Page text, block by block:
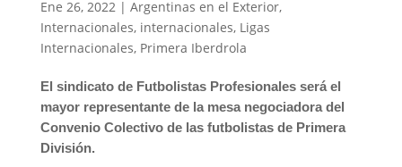
Ene 26, 2022| Argentinas en el Exterior,
Internacionales, internacionales, Ligas
Internacionales, Primera Iberdrola
El sindicato de Futbolistas Profesionales será el
mayor representante de la mesa negociadora del
Convenio Colectivo de las futbolistas de Primera
División.